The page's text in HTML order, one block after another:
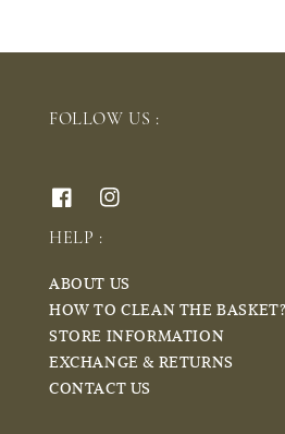
FOLLOW US :
HELP :
ABOUT US
HOW TO CLEAN THE BASKET?
STORE INFORMATION
EXCHANGE & RETURNS
CONTACT US